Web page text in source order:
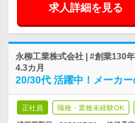
求人詳細を見る
永柳工業株式会社 | #創業130
4.3カ月
20/30代 活躍中！メーカ
正社員 職種・業種未経験OK